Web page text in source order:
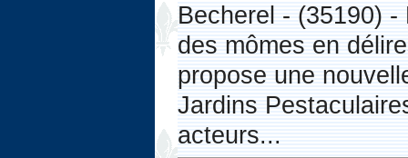
Becherel - (35190)
des mômes en
propose une
Jardins
acteurs...